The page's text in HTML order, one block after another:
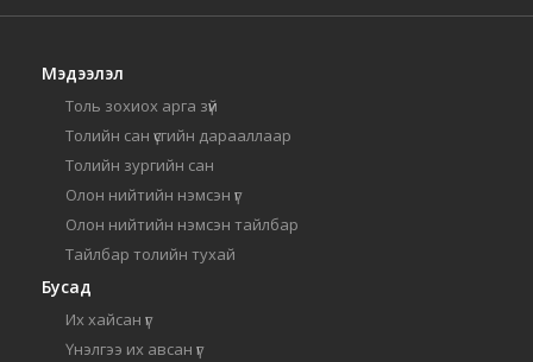
Мэдээлэл
Толь зохиох арга зүй
Толийн сан үсгийн дарааллаар
Толийн зургийн сан
Олон нийтийн нэмсэн үг
Олон нийтийн нэмсэн тайлбар
Тайлбар толийн тухай
Бусад
Их хайсан үг
Үнэлгээ их авсан үг